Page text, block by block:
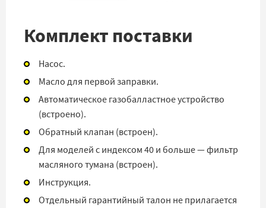
Комплект поставки
Насос.
Масло для первой заправки.
Автоматическое газобалластное устройство
(встроено).
Обратный клапан (встроен).
Для моделей с индексом 40 и больше — фильтр
масляного тумана (встроен).
Инструкция.
Отдельный гарантийный талон не прилагается